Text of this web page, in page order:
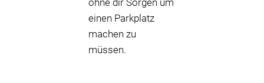
ohne dir Sorgen um
einen Parkplatz
machen zu
müssen.